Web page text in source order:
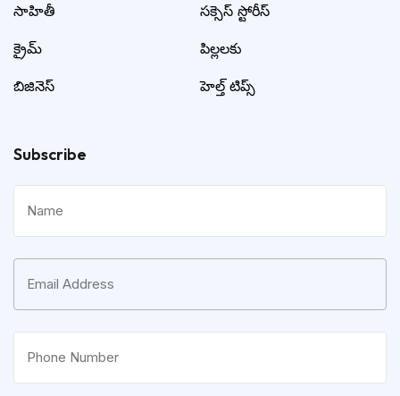
సాహితీ
క్రైమ్
బిజినెస్
సక్సెస్ స్టోరీస్
పిల్లలకు
హెల్త్ టిప్స్
Subscribe